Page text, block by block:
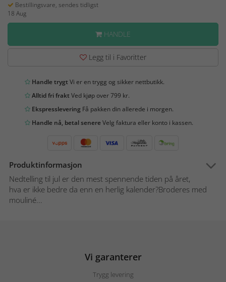
Bestillingsvare, sendes tidligst
18 Aug
HANDLE
Legg til i Favoritter
Handle trygtVi er en trygg og sikker nettbutikk.
Alltid fri fraktVed kjøp over 799 kr.
Ekspresslevering Få pakken din allerede i morgen.
Handle nå, betal senereVelg faktura eller konto i kassen.
Produktinformasjon
Nedtelling til jul er den mest spennende tiden på året,
hva er ikke bedre da enn en herlig kalender?Broderes med
mouliné...
Vi garanterer
Trygg levering